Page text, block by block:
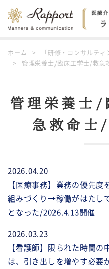
ホーム
「研修・コンサルテ
管理栄養士/臨床工学士/救急
管理栄養士/
急救命士
2026.04.20
【医療事務】業務の優先
組みづくり→稼働がはたし
となった/2026.4.13開催
2026.03.23
【看護師】限られた時間
は、引き出しを増やす必要